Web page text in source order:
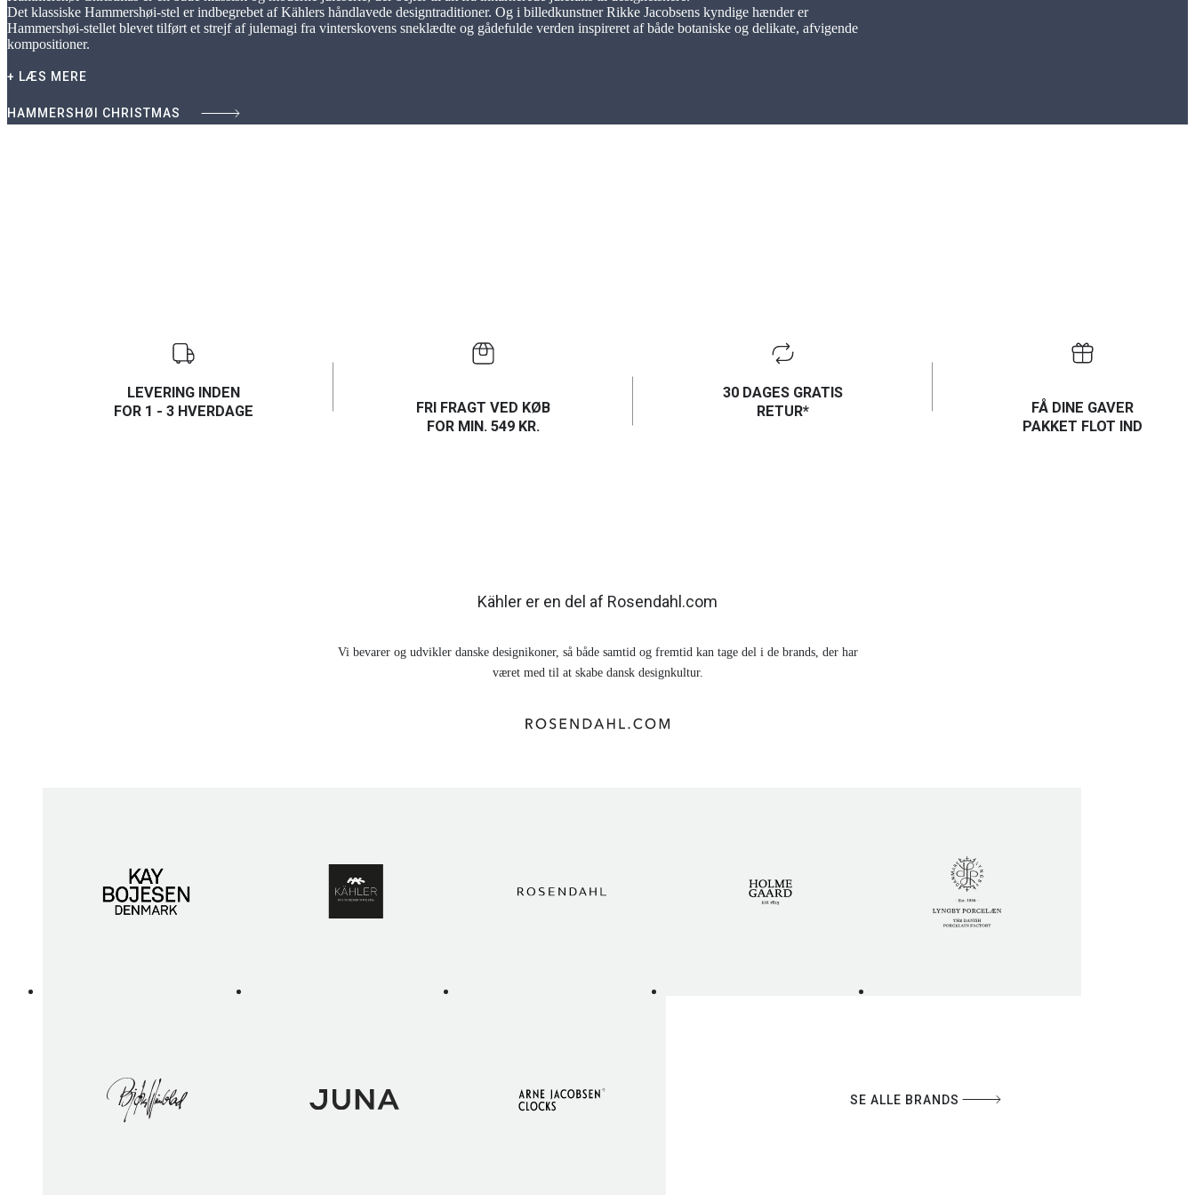
Det klassiske Hammershøi-stel er indbegrebet af Kählers håndlavede designtraditioner. Og i billedkunstner Rikke Jacobsens kyndige hænder er
Hammershøi-stellet blevet tilført et strejf af julemagi fra vinterskovens sneklædte og gådefulde verden inspireret af både botaniske og delikate, afvigende
kompositioner.
+ LÆS MERE
HAMMERSHØI CHRISTMAS
LEVERING INDEN
FOR 1 - 3 HVERDAGE
FRI FRAGT VED KØB
FOR MIN. 549 KR.
30 DAGES GRATIS
RETUR*
FÅ DINE GAVER
PAKKET FLOT IND
Kähler er en del af Rosendahl.com
Vi bevarer og udvikler danske designikoner, så både samtid og fremtid kan tage del i de brands, der har
været med til at skabe dansk designkultur.
SE ALLE BRANDS